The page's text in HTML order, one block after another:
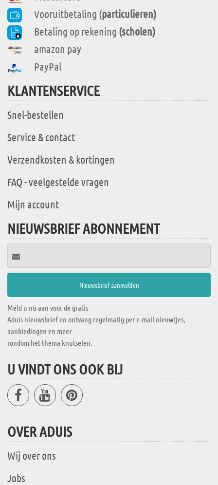
Vooruitbetaling (particulieren)
Betaling op rekening (scholen)
amazon pay
PayPal
KLANTENSERVICE
Snel-bestellen
Service & contact
Verzendkosten & kortingen
FAQ - veelgestelde vragen
Mijn account
NIEUWSBRIEF ABONNEMENT
Meld u nu aan voor de gratis
Aduis nieuwsbrief en ontvang regelmatig per e-mail nieuwtjes,
aanbiedingen en meer
rondom het thema knutselen.
U VINDT ONS OOK BIJ
OVER ADUIS
Wij over ons
Jobs